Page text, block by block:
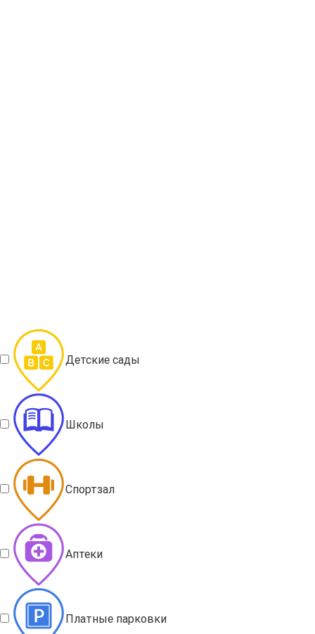
Детские сады
Школы
Спортзал
Аптеки
Платные парковки